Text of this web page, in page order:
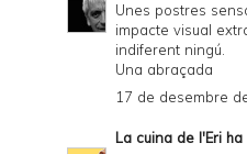
Unes postres
impacte visual
indiferent ningú.
Una abraçada
17 de desembre
La cuina de l'Eri ha